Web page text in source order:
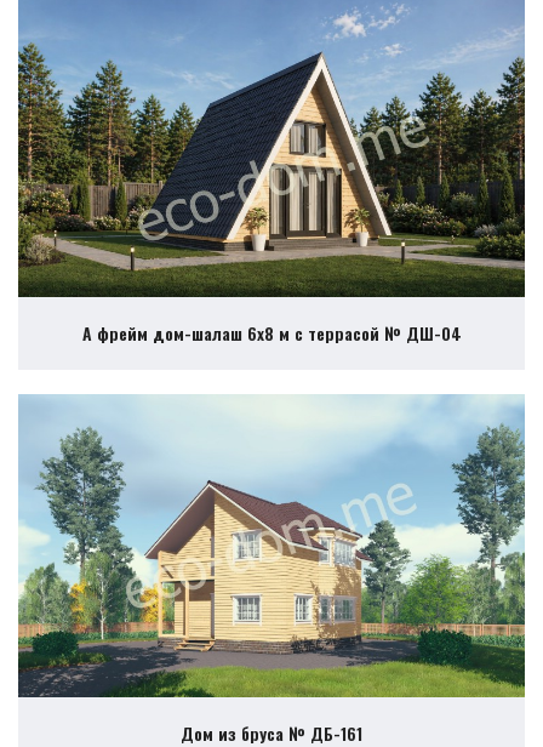
А фрейм дом-шалаш 6х8 м с террасой № ДШ-04
Дом из бруса № ДБ-161